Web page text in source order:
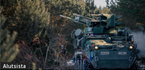
Alutsista